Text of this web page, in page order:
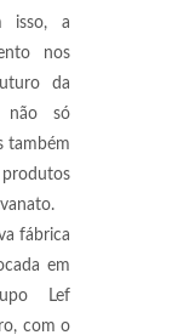
isso, a
nos
da
não só
também
fábrica
em
Lef
com o